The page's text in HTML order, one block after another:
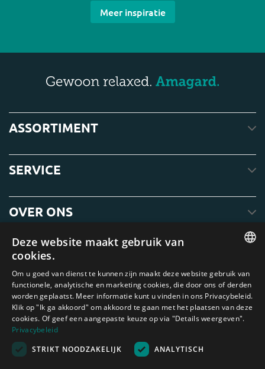
Meer inspiratie
ASSORTIMENT
SERVICE
OVER ONS
Amagard.com (Kranendonk B.V.) Geen van de teksten of foto's op deze
website mag zonder schriftelijke toestemming van Kranendonk B.V. worden
DUTCH
GERMAN
Deze website maakt gebruik van
cookies.
Om u goed van dienst te kunnen zijn maakt deze website gebruik van
functionele, analytische en marketing cookies, die door ons of derden
worden geplaatst. Meer informatie kunt u vinden in ons Privacybeleid.
Klik op "Ik ga akkoord" om akkoord te gaan met het plaatsen van deze
cookies. Of geef een aangepaste keuze op via "Details weergeven".
Privacybeleid
STRIKT NOODZAKELIJK
ANALYTISCH